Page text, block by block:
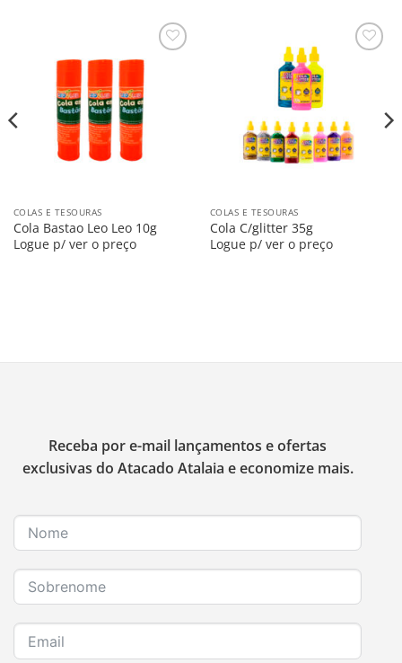
COLAS E TESOURAS
Cola Bastao Leo Leo 10g
Logue p/ ver o preço
COLAS E TESOURAS
Cola C/glitter 35g
Logue p/ ver o preço
Receba por e-mail lançamentos e ofertas
exclusivas do Atacado Atalaia e economize mais.